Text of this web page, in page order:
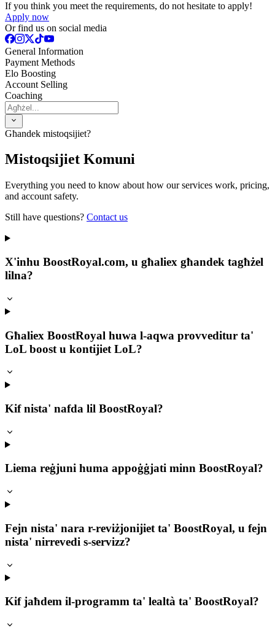
If you think you meet the requirements, do not hesitate to apply!
Apply now
Or find us on social media
General Information
Payment Methods
Elo Boosting
Account Selling
Coaching
Għandek mistoqsijiet?
Mistoqsijiet Komuni
Everything you need to know about how our services work, pricing,
and account safety.
Still have questions? Contact us
X'inhu BoostRoyal.com, u għaliex għandek tagħżel
lilna?
Għaliex BoostRoyal huwa l-aqwa provveditur ta'
LoL boost u kontijiet LoL?
Kif nista' nafda lil BoostRoyal?
Liema reġjuni huma appoġġjati minn BoostRoyal?
Fejn nista' nara r-reviżjonijiet ta' BoostRoyal, u fejn
nista' nirrevedi s-servizz?
Kif jaħdem il-programm ta' lealtà ta' BoostRoyal?